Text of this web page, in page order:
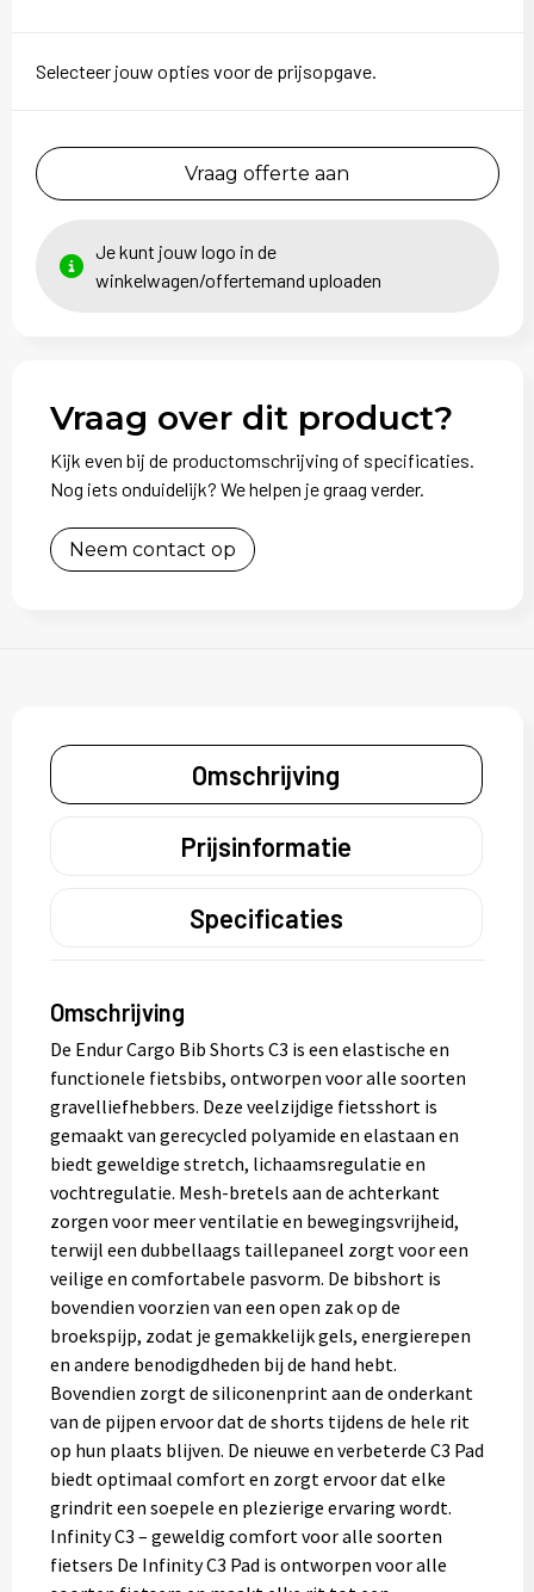
Selecteer jouw opties voor de prijsopgave.
Vraag offerte aan
Je kunt jouw logo in de
winkelwagen/offertemand uploaden
Vraag over dit product?
Kijk even bij de productomschrijving of specificaties.
Nog iets onduidelijk? We helpen je graag verder.
Neem contact op
Omschrijving
Prijsinformatie
Specificaties
Omschrijving
De Endur Cargo Bib Shorts C3 is een elastische en
functionele fietsbibs, ontworpen voor alle soorten
gravelliefhebbers. Deze veelzijdige fietsshort is
gemaakt van gerecycled polyamide en elastaan en
biedt geweldige stretch, lichaamsregulatie en
vochtregulatie. Mesh-bretels aan de achterkant
zorgen voor meer ventilatie en bewegingsvrijheid,
terwijl een dubbellaags taillepaneel zorgt voor een
veilige en comfortabele pasvorm. De bibshort is
bovendien voorzien van een open zak op de
broekspijp, zodat je gemakkelijk gels, energierepen
en andere benodigdheden bij de hand hebt.
Bovendien zorgt de siliconenprint aan de onderkant
van de pijpen ervoor dat de shorts tijdens de hele rit
op hun plaats blijven. De nieuwe en verbeterde C3 Pad
biedt optimaal comfort en zorgt ervoor dat elke
grindrit een soepele en plezierige ervaring wordt.
Infinity C3 – geweldig comfort voor alle soorten
fietsers De Infinity C3 Pad is ontworpen voor alle